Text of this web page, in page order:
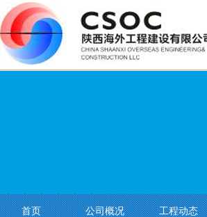
首页 公司概况 工程动态